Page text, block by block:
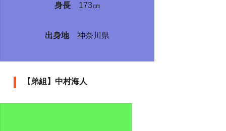
身長 173㎝
出身地 神奈川県
【弟組】中村海人